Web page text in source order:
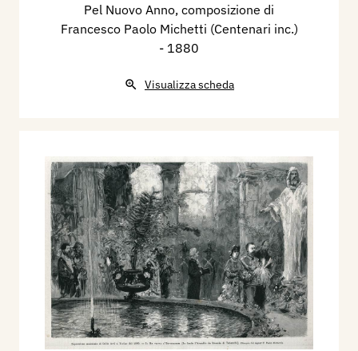
Pel Nuovo Anno, composizione di
Francesco Paolo Michetti (Centenari inc.)
- 1880
Visualizza scheda